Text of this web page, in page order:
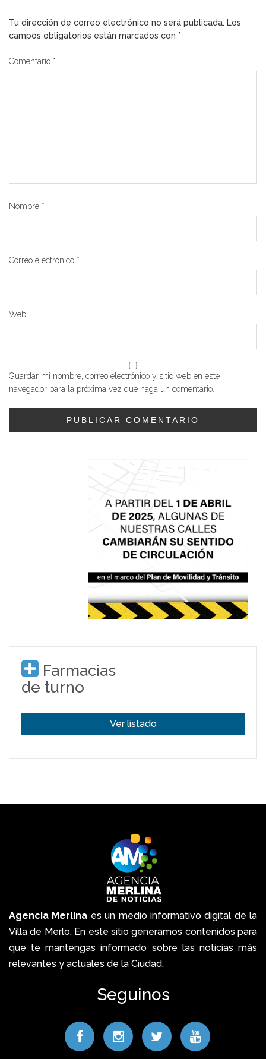
Tu dirección de correo electrónico no será publicada. Los
campos obligatorios están marcados con *
Comentario *
Nombre *
Correo electrónico *
Web
Guardar mi nombre, correo electrónico y sitio web en este
navegador para la próxima vez que haga un comentario.
Farmacias
de turno
Ver listado
Agencia Merlina es un medio informativo digital de la
Villa de Merlo. En este sitio generamos contenidos para
que te mantengas informado sobre las noticias más
relevantes y actuales de la Ciudad.
Seguinos